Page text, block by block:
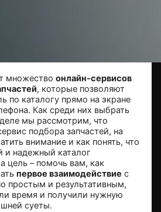
множествоонлайн-сервисов
, которые позволяют
по каталогу прямо на экране
Как среди них выбрать
мы рассмотрим, что
подбора запчастей, на
внимание и как понять, что
и надежный каталог
цель – помочь вам, как
первое взаимодействие с
простым и результативным,
время и получили нужную
суеты.